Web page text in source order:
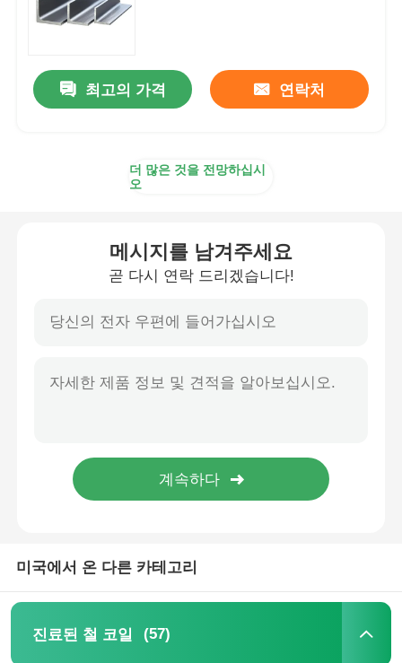
탄소 강철 코일
스테인레스 강 코일 스톡
강제철 막대기
탄소강 앵글 바
탄소강 시트판
철강 파이프 파이프
최고의 가격 연락처
더 많은 것을 전망하십시
오
메시지를 남겨주세요
곧 다시 연락 드리겠습니다!
미국에서 온 다른 카테고리
진료된 철 코일 (57)